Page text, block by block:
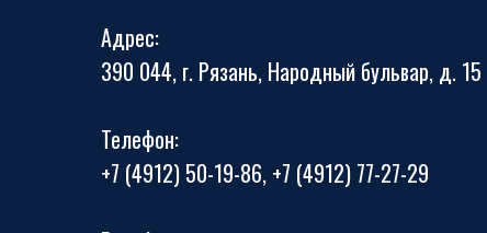
Адрес:
390 044, г. Рязань, Народный бульвар, д. 15
Телефон:
+7 (4912) 50-19-86, +7 (4912) 77-27-29